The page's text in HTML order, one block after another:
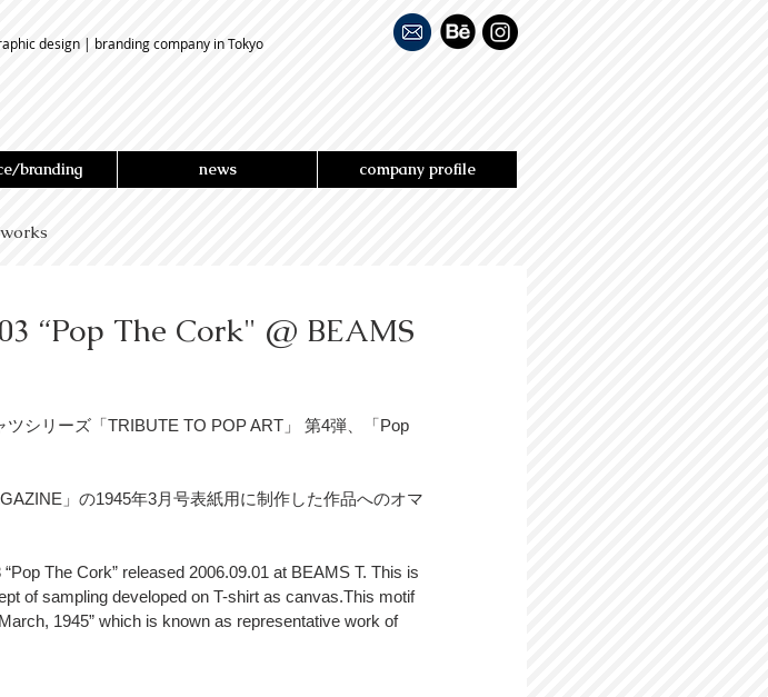
design | branding company in Tokyo
branding news company profile
works
“Pop The Cork" @ BEAMS
シリーズ「TRIBUTE TO POP ART」 第4弾、「Pop
」の1945年3月号表紙用に制作した作品へのオマ
The Cork” released 2006.09.01 at BEAMS T. This is
of sampling developed on T-shirt as canvas.This motif
1945” which is known as representative work of